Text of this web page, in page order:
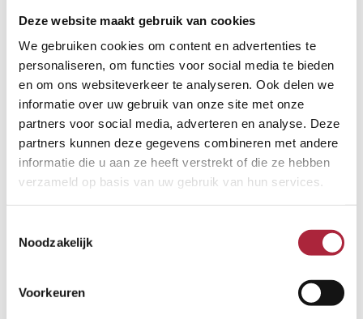
Deze website maakt gebruik van cookies
We gebruiken cookies om content en advertenties te
personaliseren, om functies voor social media te bieden
en om ons websiteverkeer te analyseren. Ook delen we
informatie over uw gebruik van onze site met onze
partners voor social media, adverteren en analyse. Deze
partners kunnen deze gegevens combineren met andere
informatie die u aan ze heeft verstrekt of die ze hebben
verzameld op basis van uw gebruik van hun services.
Noodzakelijk
Voorkeuren